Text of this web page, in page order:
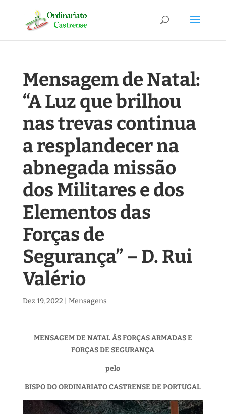
Mensagem de Natal:
“A Luz que brilhou
nas trevas continua
a resplandecer na
abnegada missão
dos Militares e dos
Elementos das
Forças de
Segurança” – D. Rui
Valério
Dez 19, 2022 Mensagens
MENSAGEM DE NATAL ÀS FORÇAS ARMADAS E
FORÇAS DE SEGURANÇA
pelo
BISPO DO ORDINARIATO CASTRENSE DE PORTUGAL